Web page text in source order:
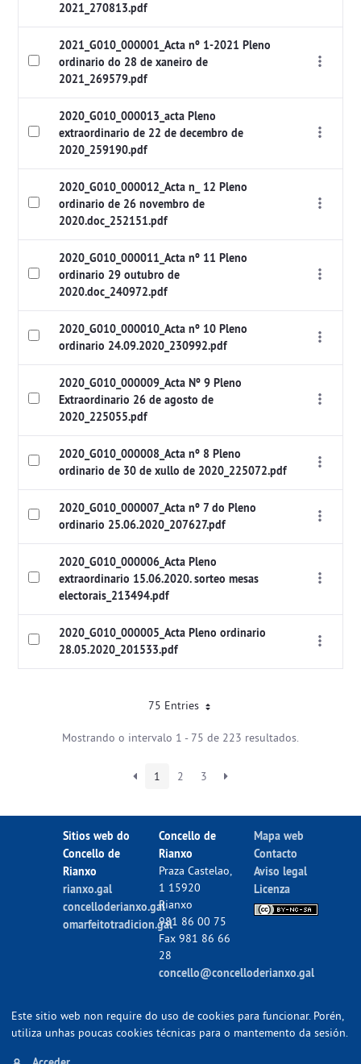
2021_270813.pdf
2021_G010_000001_Acta nº 1-2021 Pleno
ordinario do 28 de xaneiro de
2021_269579.pdf
2020_G010_000013_acta Pleno
extraordinario de 22 de decembro de
2020_259190.pdf
2020_G010_000012_Acta n_ 12 Pleno
ordinario de 26 novembro de
2020.doc_252151.pdf
2020_G010_000011_Acta nº 11 Pleno
ordinario 29 outubro de
2020.doc_240972.pdf
2020_G010_000010_Acta nº 10 Pleno
ordinario 24.09.2020_230992.pdf
2020_G010_000009_Acta Nº 9 Pleno
Extraordinario 26 de agosto de
2020_225055.pdf
2020_G010_000008_Acta nº 8 Pleno
ordinario de 30 de xullo de 2020_225072.pdf
2020_G010_000007_Acta nº 7 do Pleno
ordinario 25.06.2020_207627.pdf
2020_G010_000006_Acta Pleno
extraordinario 15.06.2020. sorteo mesas
electorais_213494.pdf
2020_G010_000005_Acta Pleno ordinario
28.05.2020_201533.pdf
75 Entries
Mostrando o intervalo 1 - 75 de 223 resultados.
1 2 3
Sitios web do
Concello de
Rianxo
rianxo.gal
concelloderianxo.gal
omarfeitotradicion.gal
Concello de
Rianxo
Praza Castelao,
1 15920
Rianxo
981 86 00 75
Fax 981 86 66
28
concello@concelloderianxo.gal
Mapa web
Contacto
Aviso legal
Licenza
Este sitio web non require do uso de cookies para funcionar. Porén,
utiliza unhas poucas cookies técnicas para o mantemento da sesión.